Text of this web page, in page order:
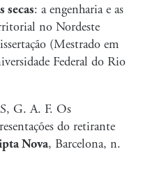
secas: a engenharia e as
no Nordeste
(Mestrado em
Federal do Rio
G. A. F. Os
do retirante
Nova, Barcelona, n.